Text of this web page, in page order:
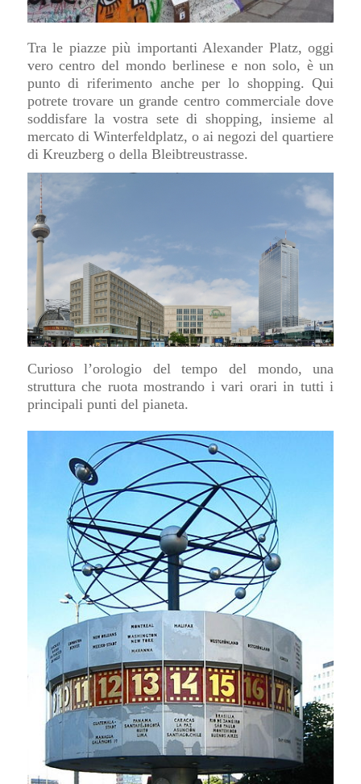
Tra le piazze più importanti Alexander Platz, oggi
vero centro del mondo berlinese e non solo, è un
punto di riferimento anche per lo shopping.Qui
potrete trovare un grande centro commerciale dove
soddisfare la vostra sete di shopping, insieme al
mercato di Winterfeldplatz, o ai negozi del quartiere
di Kreuzberg o della Bleibtreustrasse.
Curioso l’orologio del tempo del mondo, una
struttura che ruota mostrando i vari orari in tutti i
principali punti del pianeta.